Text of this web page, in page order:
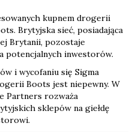
kupnem drogerii
Brytyjska sieć, posiadająca
Brytanii, pozostaje
potencjalnych inwestorów.
i wycofaniu się Sigma
Boots jest niepewny. W
Partners rozważa
sklepów na giełdę